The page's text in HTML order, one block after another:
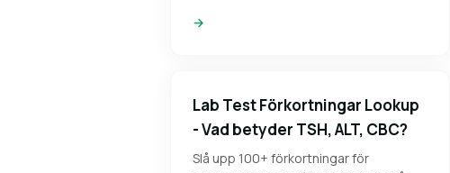
→
Lab Test Förkortningar Lookup
- Vad betyder TSH, ALT, CBC?
Slå upp 100+ förkortningar för